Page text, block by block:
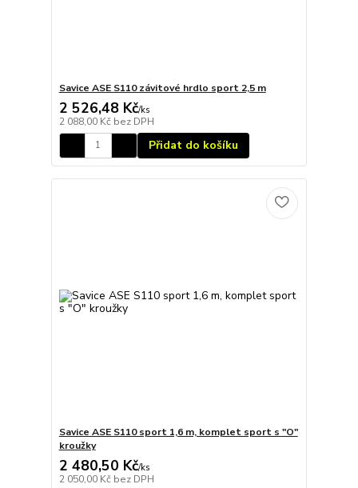
Savice ASE S110 závitové hrdlo sport 2,5 m
2 526,48 Kč/ks
2 088,00 Kč bez DPH
Přidat do košíku
Savice ASE S110 sport 1,6 m, komplet sport s "O"
kroužky
2 480,50 Kč/ks
2 050,00 Kč bez DPH